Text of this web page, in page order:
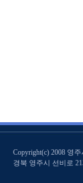
Copyright(c) 2008 영
경북 영주시 선비로